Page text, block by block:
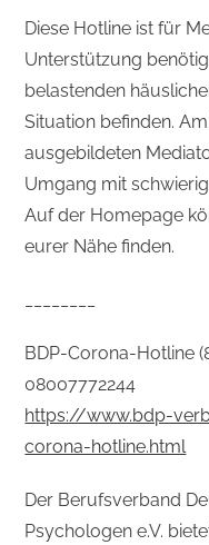
Diese Hotline ist für
Unterstützung
belastenden
Situation befinden.
ausgebildeten
Umgang mit
Auf der Homepage
eurer Nähe finden.
BDP-Corona-Hotline
08007772244
https://www.bdp-
corona-hotline.html
Der Berufsverband
Psychologen e.V.